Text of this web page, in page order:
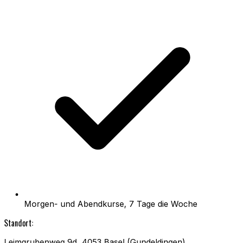
Morgen- und Abendkurse, 7 Tage die Woche
Standort: